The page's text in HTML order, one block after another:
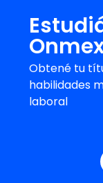
Obtené tu
habilidades
laboral